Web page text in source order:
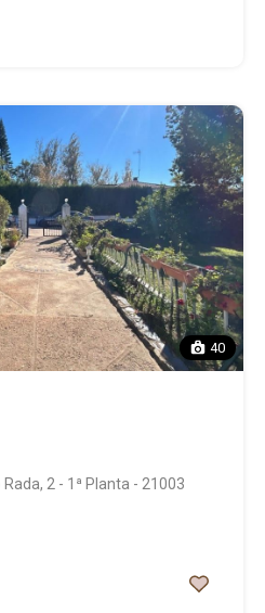
40
2 - 1ª Planta - 21003